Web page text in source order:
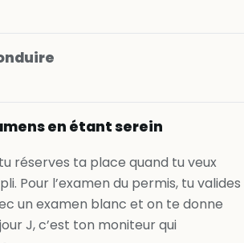
gratuitement
en étant serein
réserves ta place quand tu veux
Pour l’examen du permis, tu valides
un examen blanc et on te donne
J, c’est ton moniteur qui